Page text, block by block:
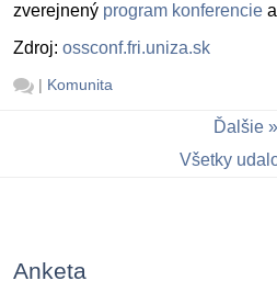
zverejnený program konferencie
Zdroj: ossconf.fri.uniza.sk
| Komunita
Ďalšie
Všetky
Anketa